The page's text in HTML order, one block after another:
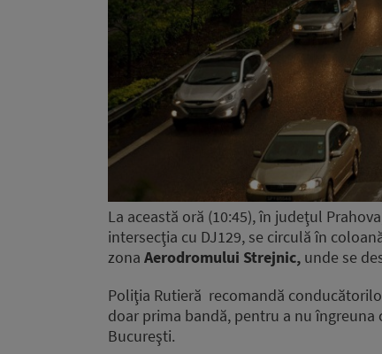
La această oră (10:45), în judeţul
intersecţia cu DJ129, se circulă în
zona Aerodromului Strejnic, unde se
Poliţia Rutieră recomandă
doar prima bandă, pentru a nu
Bucureşti.